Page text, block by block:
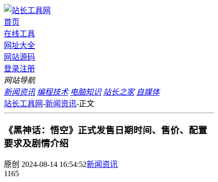
首页
在线工具
网址大全
网站源码
登录注册
网站导航
新闻资讯 编程技术 电脑知识 站长之家 自媒体
站长工具网-新闻资讯-正文
《黑神话：悟空》正式发售日期时间、售价、配置
要求及剧情介绍
原创 2024-08-14 16:54:52新闻资讯
1165